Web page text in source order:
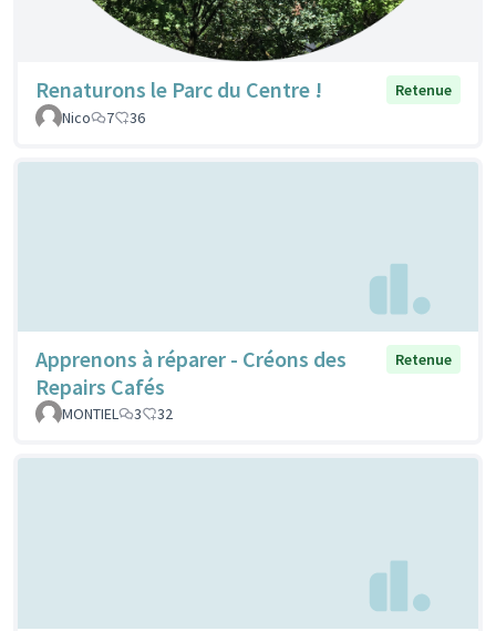
Renaturons le Parc du Centre !
Retenue
Nico
7 36
Apprenons à réparer - Créons des
Repairs Cafés
Retenue
MONTIEL 3 32